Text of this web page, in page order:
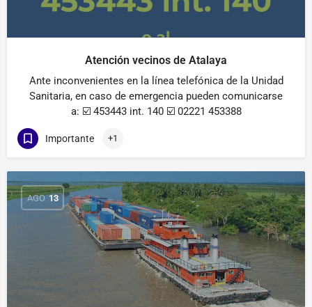
Atención vecinos de Atalaya
Ante inconvenientes en la línea telefónica de la Unidad
Sanitaria, en caso de emergencia pueden comunicarse
a: ☑️ 453443 int. 140 ☑️ 02221 453388
Importante +1
AGO 13